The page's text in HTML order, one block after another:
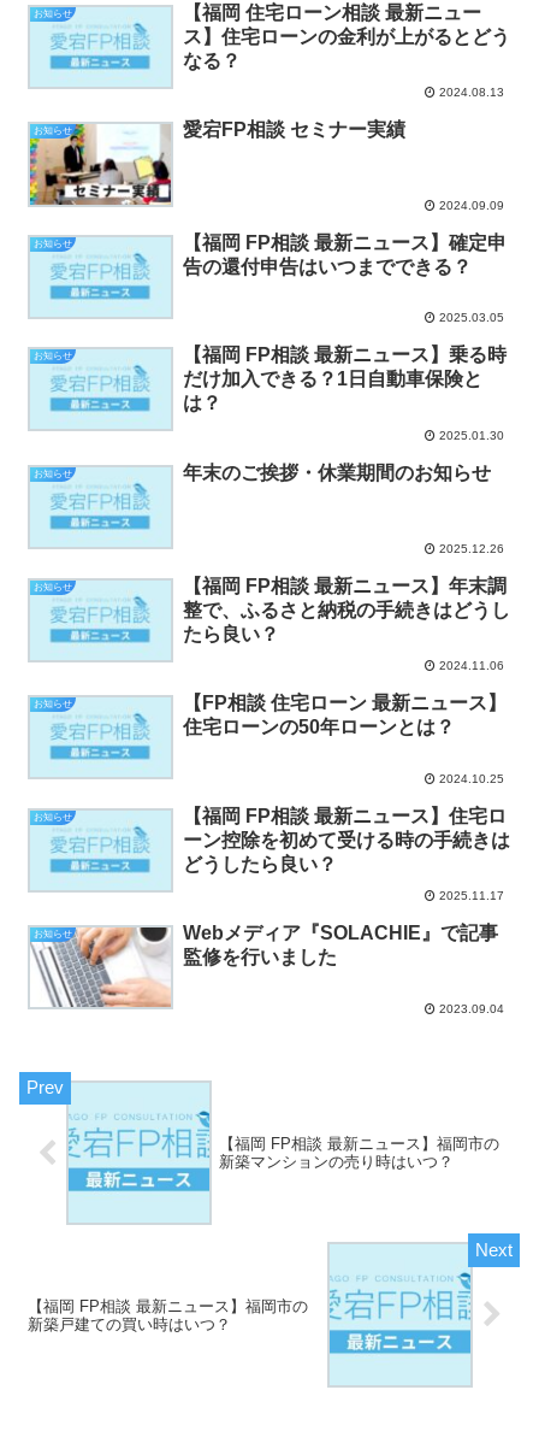
お知らせ
【福岡 住宅ローン相談 最新ニュー
ス】住宅ローンの金利が上がるとどう
なる？
2024.08.13
お知らせ 愛宕FP相談 セミナー実績
2024.09.09
お知らせ
【福岡 FP相談 最新ニュース】確定申
告の還付申告はいつまでできる？
2025.03.05
お知らせ
【福岡 FP相談 最新ニュース】乗る時
だけ加入できる？1日自動車保険と
は？
2025.01.30
お知らせ 年末のご挨拶・休業期間のお知らせ
2025.12.26
お知らせ
【福岡 FP相談 最新ニュース】年末調
整で、ふるさと納税の手続きはどうし
たら良い？
2024.11.06
お知らせ
【FP相談 住宅ローン 最新ニュース】
住宅ローンの50年ローンとは？
2024.10.25
お知らせ
【福岡 FP相談 最新ニュース】住宅ロ
ーン控除を初めて受ける時の手続きは
どうしたら良い？
2025.11.17
お知らせ
Webメディア『SOLACHIE』で記事
監修を行いました
2023.09.04
【福岡 FP相談 最新ニュース】福岡市の
新築マンションの売り時はいつ？
【福岡 FP相談 最新ニュース】福岡市の
新築戸建ての買い時はいつ？